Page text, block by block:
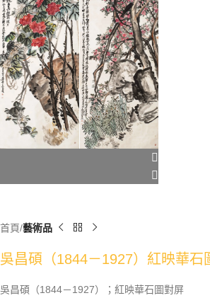
首頁 藝術品
吳昌碩（1844－1927）紅映華石
吳昌碩（1844－1927）；紅映華石圖對屏